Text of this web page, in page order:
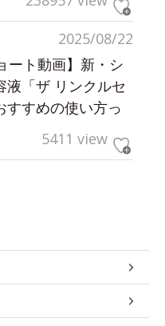
2025/08/22
ート動画】新・シ
液「ザ リンクルセ
すすめの使い方っ
5411 view